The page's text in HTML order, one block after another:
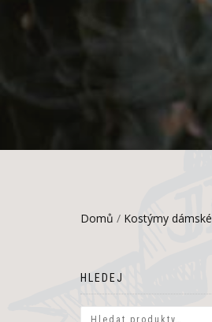
Domů / Kostýmy dámské
HLEDEJ